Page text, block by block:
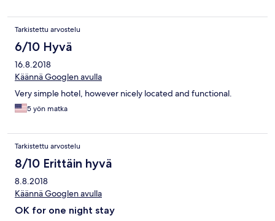
Tarkistettu arvostelu
6/10 Hyvä
16.8.2018
Käännä Googlen avulla
Very simple hotel, however nicely located and functional.
5 yön matka
Tarkistettu arvostelu
8/10 Erittäin hyvä
8.8.2018
Käännä Googlen avulla
OK for one night stay